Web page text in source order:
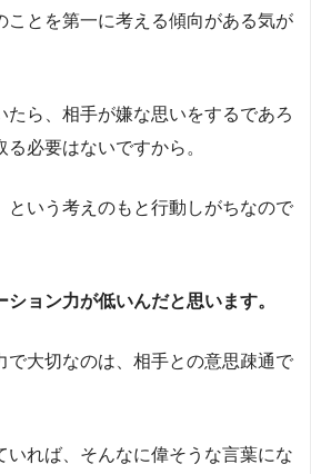
ことを第一に考える傾向がある気が
ら、相手が嫌な思いをするであろ
必要はないですから。
という考えのもと行動しがちなので
ョン力が低いんだと思います。
で大切なのは、相手との意思疎通で
いれば、そんなに偉そうな言葉にな